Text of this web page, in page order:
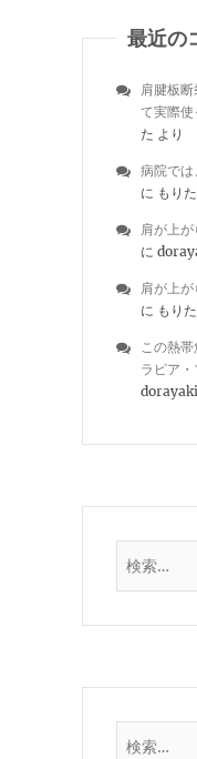
最近の
肩腱板
て実際使
た より
病院では
に もりた
肩が上
に
肩が上
に もりた
この熱
ラピア